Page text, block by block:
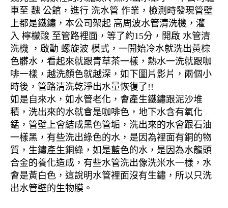
車至 魏 公館，進行 洗水管 作業，檢測時發現管壁
上都是鐵鏽，本公司架起 高周波水管清洗機，灌
入 檸檬酸 至管路裡面，等了約15分，開啟 水管清
洗機 ，啟動 螺旋波 模式，一開始冷水就洗出黃棕
色髒水，看起來就跟青草茶一樣，熱水一洗就跟咖
啡一樣，越洗顏色就越深，如下圖片影片，兩個小
時後，管路清洗乾淨出水量恢復了!!
如是自來水，如水管老化，會產生鐵鏽跟泥沙堆
積，洗出來的水就會是咖啡色，地下水含有氧化
錳，管壁上會結成黑色管垢，洗出來的水會跟石油
一樣黑，有些洗出綠色的水，是因為裡面有銅的物
質，生鏽產生銅綠，如是藍色的水，是因為水龍頭
合金的養化造成，有些水管洗出像洗米水一樣，水
會是黃白色，這說明水管裡面沒有生鏽，所以只洗
出水管壁的生物膜。